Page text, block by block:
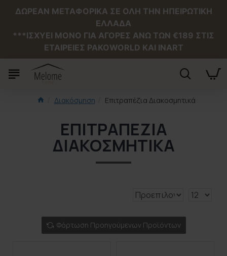
ΔΩΡΕΑΝ ΜΕΤΑΦΟΡΙΚΑ ΣΕ ΟΛΗ ΤΗΝ ΗΠΕΙΡΩΤΙΚΗ
ΕΛΛΑΔΑ
***ΙΣΧΥΕΙ MONO ΓΙΑ ΑΓΟΡΕΣ ΑΝΩ ΤΩΝ €189 ΣΤΙΣ
ΕΤΑΙΡΕΙΕΣ PAKOWORLD ΚΑΙ INART
Διακόσμηση Επιτραπέζια Διακοσμητικά
ΕΠΙΤΡΑΠΈΖΙΑ
ΔΙΑΚΟΣΜΗΤΙΚΆ
Φόρτωση Προηγούμενων Προϊόντων